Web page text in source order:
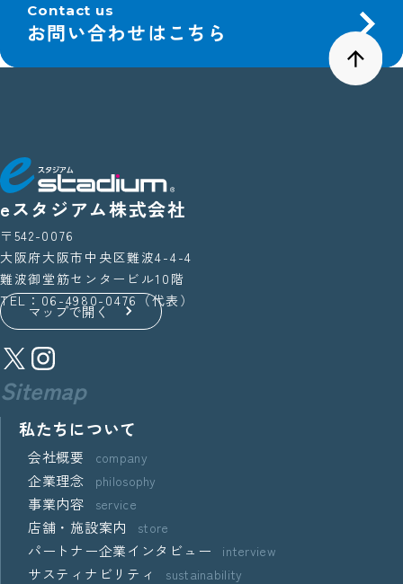
Contact us
お問い合わせはこちら
eスタジアム株式会社
〒542-0076
大阪府大阪市中央区難波4-4-4
難波御堂筋センタービル10階
TEL：06-4980-0476（代表）
マップで開く
Sitemap
私たちについて
会社概要 company
企業理念 philosophy
事業内容 service
店舗・施設案内 store
パートナー企業インタビュー interview
サスティナビリティ sustainability